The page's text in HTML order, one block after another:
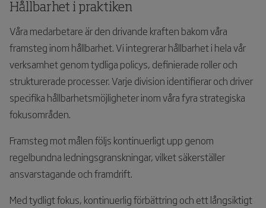
Hållbarhet i praktiken
Våra medarbetare är den drivande kraften bakom våra
framsteg inom hållbarhet. Vi integrerar hållbarhet i hela vår
verksamhet genom tydliga policys, definierade roller och
strukturerade processer. Varje division identifierar och driver
specifika hållbarhetsmöjligheter inom våra fyra strategiska
fokusområden.
Framsteg mot målen följs kontinuerligt upp genom
regelbundna ledningsgranskningar, vilket säkerställer
ansvarstagande och framdrift.
Med tydligt fokus, kontinuerlig förbättring och ett långsiktigt